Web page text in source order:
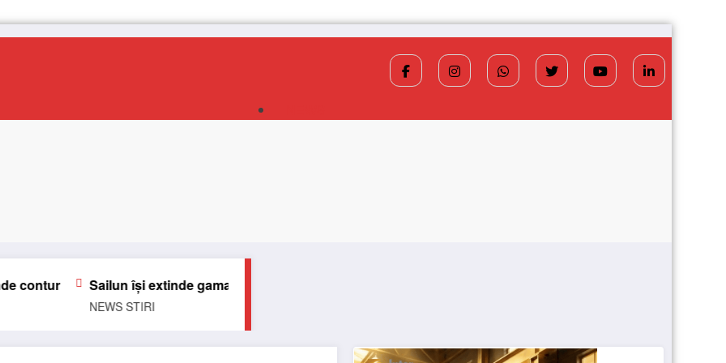
își extinde gama de anvelope pentru camioane